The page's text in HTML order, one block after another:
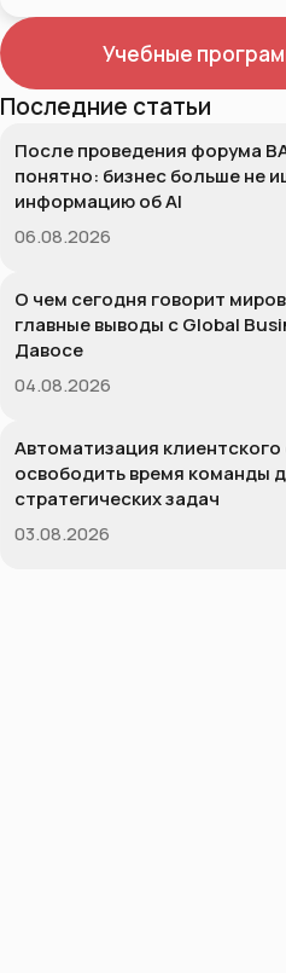
Учебные
Последние статьи
После проведения форума
понятно: бизнес больше не
информацию об AI
06.08.2026
О чем сегодня говорит
главные выводы с Global
Давосе
04.08.2026
Автоматизация клиентского
освободить время команды
стратегических задач
03.08.2026